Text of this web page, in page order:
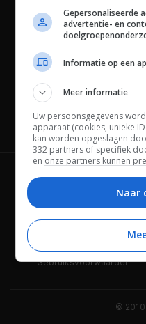
Channels
Wie is FWD
Adverteren
Gebruiksvoorwaarden
©
Gepersonaliseerde
advertentie- en
Informatie op een
Meer informatie
Uw persoonsgegevens
apparaat (cookies, unieke
kan worden opgeslagen
332 partners of specifiek
en onze partners kunnen
Bepaalde leveranciers
beheren. Zoek onderaan
een link om uw
privacy- en cookie-
Naar